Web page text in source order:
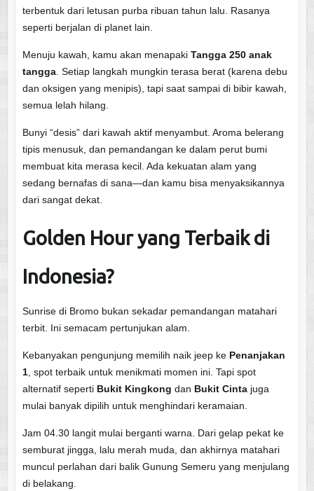
terbentuk dari letusan purba ribuan tahun lalu. Rasanya
seperti berjalan di planet lain.
Menuju kawah, kamu akan menapaki Tangga 250 anak
tangga. Setiap langkah mungkin terasa berat (karena debu
dan oksigen yang menipis), tapi saat sampai di bibir kawah,
semua lelah hilang.
Bunyi “desis” dari kawah aktif menyambut. Aroma belerang
tipis menusuk, dan pemandangan ke dalam perut bumi
membuat kita merasa kecil. Ada kekuatan alam yang
sedang bernafas di sana—dan kamu bisa menyaksikannya
dari sangat dekat.
Golden Hour yang Terbaik di
Indonesia?
Sunrise di Bromo bukan sekadar pemandangan matahari
terbit. Ini semacam pertunjukan alam.
Kebanyakan pengunjung memilih naik jeep ke Penanjakan
1, spot terbaik untuk menikmati momen ini. Tapi spot
alternatif seperti Bukit Kingkong dan Bukit Cintajuga
mulai banyak dipilih untuk menghindari keramaian.
Jam 04.30 langit mulai berganti warna. Dari gelap pekat ke
semburat jingga, lalu merah muda, dan akhirnya matahari
muncul perlahan dari balik Gunung Semeru yang menjulang
di belakang.